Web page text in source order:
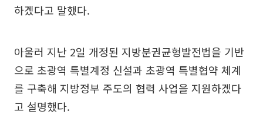
하겠다고 말했다.
아울러 지난 2일 개정된 지방분권균형발전법을 기반
으로 초광역 특별계정 신설과 초광역 특별협약 체계
를 구축해 지방정부 주도의 협력 사업을 지원하겠다
고 설명했다.